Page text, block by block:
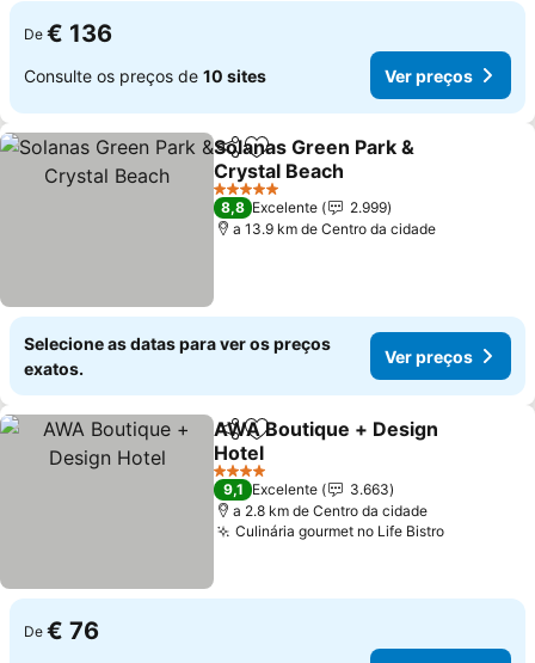
De € 136
Consulte os preços de 10 sites Ver preços
PartilharAdicionar aos favoritos
Solanas Green Park &
Crystal Beach
Ver preços
5 Estrelas
8,8 Excelente
2.999
a 13.9 km de Centro da cidade
Selecione as datas para ver os preços
exatos.
Ver preços
PartilharAdicionar aos favoritos
AWA Boutique + Design
Hotel
Ver preços
4 Estrelas
9,1 Excelente
3.663
a 2.8 km de Centro da cidade
Culinária gourmet no Life BistroVer
De € 76